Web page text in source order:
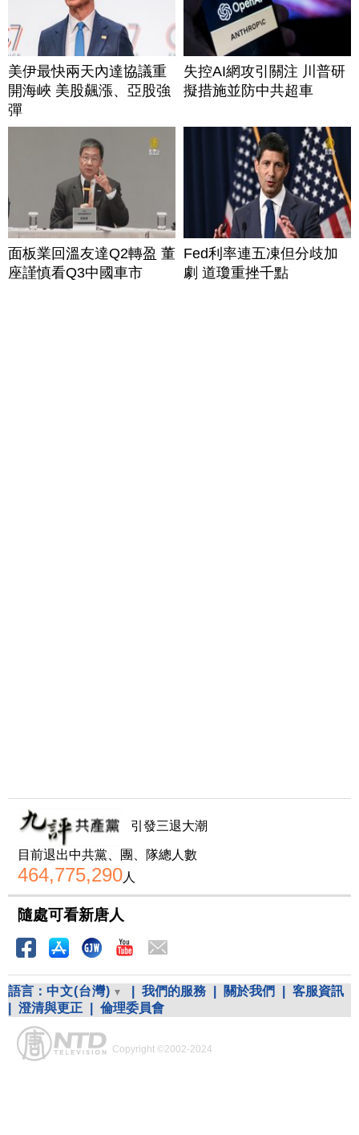
美伊最快兩天內達協議重
開海峽 美股飆漲、亞股強
彈
失控AI網攻引關注 川普研
擬措施並防中共超車
面板業回溫友達Q2轉盈 董
座謹慎看Q3中國車市
Fed利率連五凍但分歧加
劇 道瓊重挫千點
引發三退大潮
目前退出中共黨、團、隊總人數
464,775,290人
隨處可看新唐人
語言： 中文(台灣) 我們的服務 關於我們
客服資訊
澄清與更正 倫理委員會
Copyright ©2002-2024